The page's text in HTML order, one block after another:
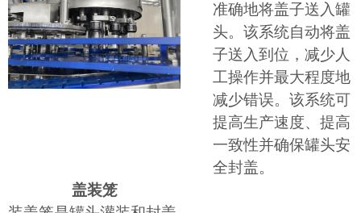
准确地将盖子送入罐
头。该系统自动将盖
子送入到位，减少人
工操作并最大程度地
减少错误。该系统可
提高生产速度、提高
一致性并确保罐头安
全封盖。
盖装笼